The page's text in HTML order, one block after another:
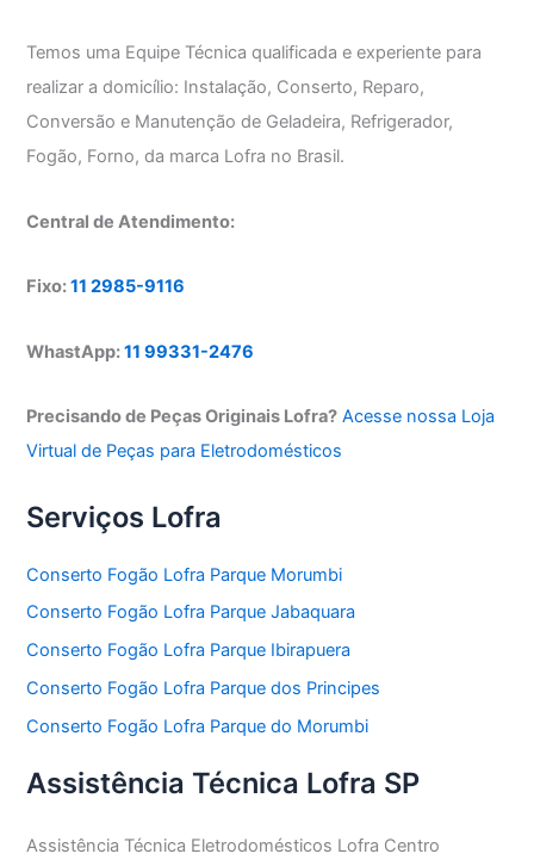
Temos uma Equipe Técnica qualificada e experiente para
realizar a domicílio: Instalação, Conserto, Reparo,
Conversão e Manutenção de Geladeira, Refrigerador,
Fogão, Forno, da marca Lofra no Brasil.
Central de Atendimento:
Fixo:11 2985-9116
WhastApp:11 99331-2476
Precisando de Peças Originais Lofra? Acesse nossa Loja
Virtual de Peças para Eletrodomésticos
Serviços Lofra
Conserto Fogão Lofra Parque Morumbi
Conserto Fogão Lofra Parque Jabaquara
Conserto Fogão Lofra Parque Ibirapuera
Conserto Fogão Lofra Parque dos Principes
Conserto Fogão Lofra Parque do Morumbi
Assistência Técnica Lofra SP
Assistência Técnica Eletrodomésticos Lofra Centro